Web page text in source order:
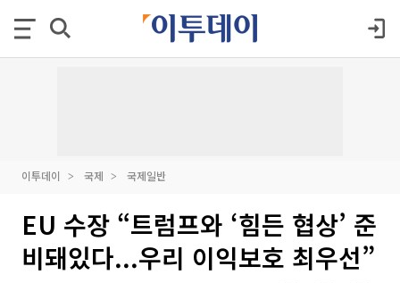
이투데이 국제 국제일반
EU 수장 “트럼프와 ‘힘든 협상’ 준
비돼있다...우리 이익보호 최우선”